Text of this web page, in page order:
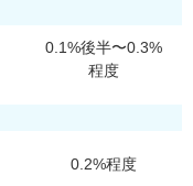
0.1%後半〜0.3%
程度
0.2%程度